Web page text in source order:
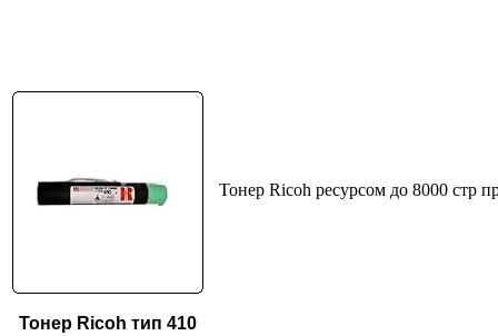
Тонер Ricoh тип 410
Тонер Ricoh ресурсом до 8000 стр